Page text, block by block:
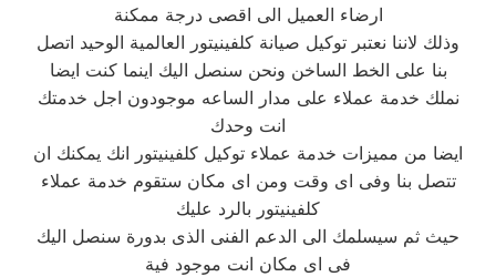
ارضاء العميل الى اقصى درجة ممكنة
وذلك لاننا نعتبر توكيل صيانة كلفينيتور العالمية الوحيد اتصل
بنا على الخط الساخن ونحن سنصل اليك اينما كنت ايضا
نملك خدمة عملاء على مدار الساعه موجودون اجل خدمتك
انت وحدك
ايضا من مميزات خدمة عملاء توكيل كلفينيتور انك يمكنك ان
تتصل بنا وفى اى وقت ومن اى مكان ستقوم خدمة عملاء
كلفينيتور بالرد عليك
حيث ثم سيسلمك الى الدعم الفنى الذى بدورة سنصل اليك
فى اى مكان انت موجود فية